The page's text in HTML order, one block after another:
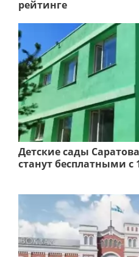
рейтинге
Детские сады
станут бесплатными с